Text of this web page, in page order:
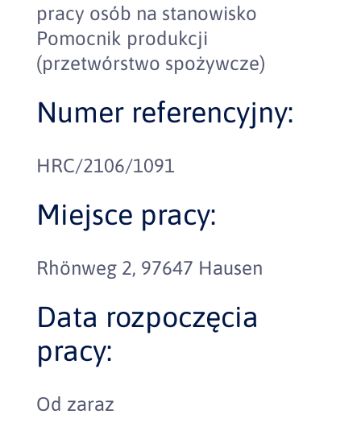
pracy osób na stanowisko
Pomocnik produkcji
(przetwórstwo spożywcze)
Numer referencyjny:
HRC/2106/1091
Miejsce pracy:
Rhönweg 2, 97647 Hausen
Data rozpoczęcia
pracy:
Od zaraz